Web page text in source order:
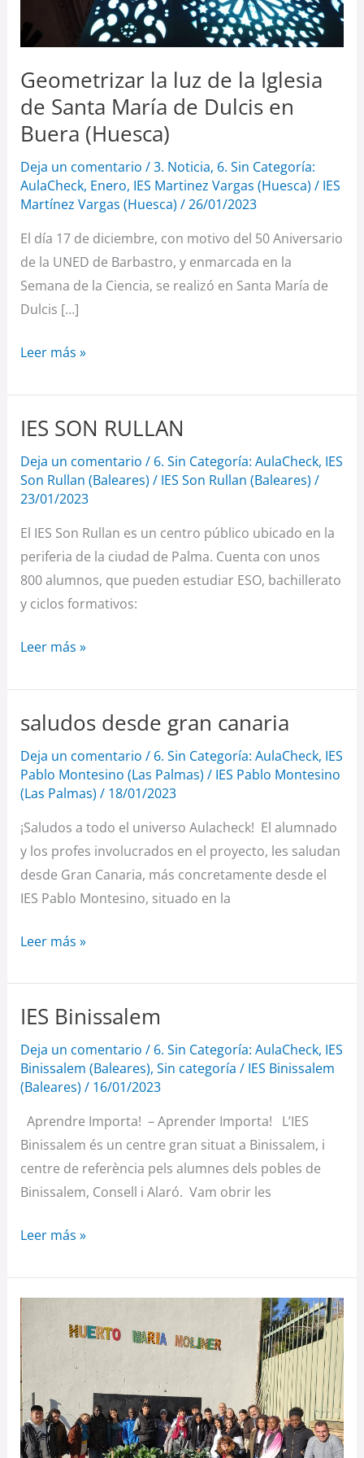
Geometrizar la luz de la Iglesia
de Santa María de Dulcis en
Buera (Huesca)
Deja un comentario /3. Noticia, 6. Sin Categoría:
AulaCheck, Enero, IES Martinez Vargas (Huesca) / IES
Martínez Vargas (Huesca) /26/01/2023
El día 17 de diciembre, con motivo del 50 Aniversario
de la UNED de Barbastro, y enmarcada en la
Semana de la Ciencia, se realizó en Santa María de
Dulcis […]
de
Dulcis
en
Buera
(Huesca)
Leer más »
IES SON RULLAN
Deja un comentario / 6. Sin Categoría: AulaCheck, IES
Son Rullan (Baleares) / IES Son Rullan (Baleares) /
23/01/2023
El IES Son Rullan es un centro público ubicado en la
periferia de la ciudad de Palma. Cuenta con unos
800 alumnos, que pueden estudiar ESO, bachillerato
y ciclos formativos:
IES
RULLAN
Leer más »
saludos desde gran canaria
Deja un comentario / 6. Sin Categoría: AulaCheck, IES
Pablo Montesino (Las Palmas) / IES Pablo Montesino
(Las Palmas) / 18/01/2023
¡Saludos a todo el universo Aulacheck! El alumnado
y los profes involucrados en el proyecto, les saludan
desde Gran Canaria, más concretamente desde el
IES Pablo Montesino, situado en la
saludos
gran
canaria
Leer más »
IES Binissalem
Deja un comentario / 6. Sin Categoría: AulaCheck, IES
Binissalem (Baleares), Sin categoría / IES Binissalem
(Baleares) / 16/01/2023
Aprendre Importa! – Aprender Importa! L’IES
Binissalem és un centre gran situat a Binissalem, i
centre de referència pels alumnes dels pobles de
Binissalem, Consell i Alaró. Vam obrir les
IES
Leer más »
IES
MARÍA
MOLINER
(ZARAGOZA)